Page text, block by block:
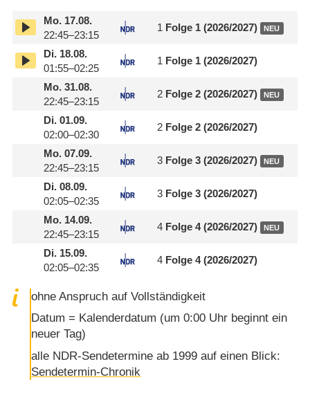
Mo.17.08.
22:45–23:15
1 Folge 1 (2026/​2027) NEU
Di.18.08.
01:55–02:25
1 Folge 1 (2026/​2027)
Mo.31.08.
22:45–23:15
2 Folge 2 (2026/​2027) NEU
Di.01.09.
02:00–02:30
2 Folge 2 (2026/​2027)
Mo.07.09.
22:45–23:15
3 Folge 3 (2026/​2027) NEU
Di.08.09.
02:05–02:35
3 Folge 3 (2026/​2027)
Mo.14.09.
22:45–23:15
4 Folge 4 (2026/​2027) NEU
Di.15.09.
02:05–02:35
4 Folge 4 (2026/​2027)
ohne Anspruch auf Vollständigkeit
Datum = Kalenderdatum (um 0:00 Uhr beginnt ein
neuer Tag)
alle NDR-Sendetermine ab 1999 auf einen Blick:
Sendetermin-Chronik